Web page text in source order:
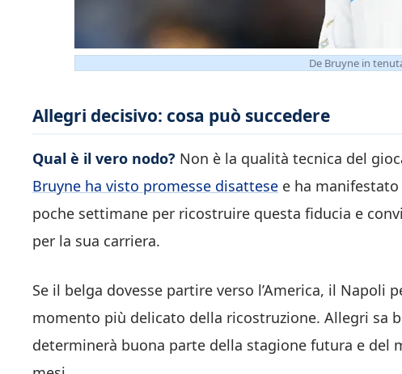
De Bruyne in
Allegri decisivo: cosa può succedere
Qual è il vero nodo? Non è la qualità tecnica del
Bruyne ha visto promesse disattese e ha
poche settimane per ricostruire questa fiducia e
per la sua carriera.
Se il belga dovesse partire verso l’America, il
momento più delicato della ricostruzione. Allegri sa
determinerà buona parte della stagione futura e del